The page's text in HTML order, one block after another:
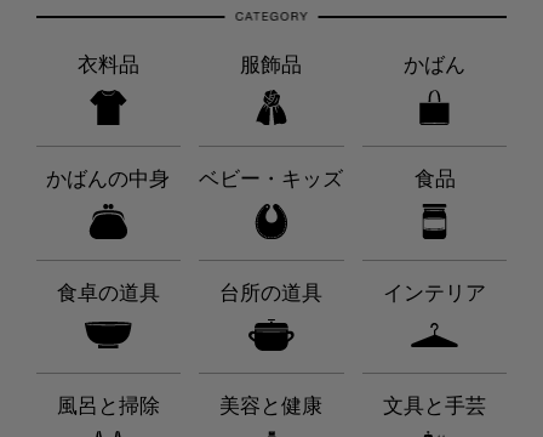
衣料品 服飾品 かばん
かばんの中身 ベビー・キッズ 食品
食卓の道具 台所の道具 インテリア
風呂と掃除 美容と健康 文具と手芸